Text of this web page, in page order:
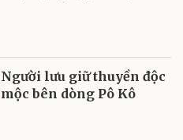
Người lưu giữ thuyền độc
mộc bên dòng Pô Kô